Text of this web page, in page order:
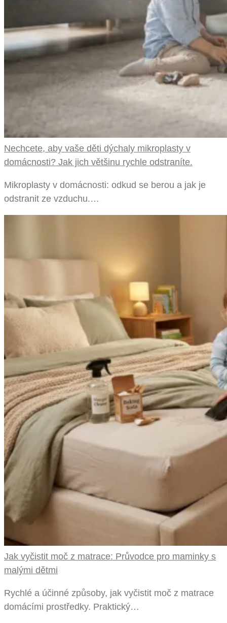
Nechcete, aby vaše děti dýchaly mikroplasty v
domácnosti? Jak jich většinu rychle odstraníte.
Mikroplasty v domácnosti: odkud se berou a jak je
odstranit ze vzduchu.…
Jak vyčistit moč z matrace: Průvodce pro maminky s
malými dětmi
Rychlé a účinné způsoby, jak vyčistit moč z matrace
domácími prostředky. Praktický…